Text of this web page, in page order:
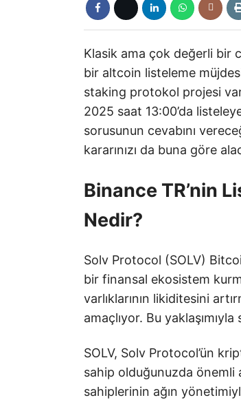
Klasik ama çok değerli bir
bir altcoin listeleme müjdesi
staking protokol projesi
2025 saat 13:00’da
sorusunun cevabını
kararınızı da buna göre
Binance TR’nin
Nedir?
Solv Protocol (SOLV)
bir finansal ekosistem
varlıklarının likiditesini
amaçlıyor. Bu
SOLV, Solv Protocol’ün
sahip olduğunuzda önemli
sahiplerinin ağın